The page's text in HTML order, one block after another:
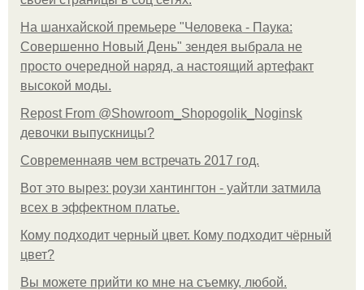
На шанхайской премьере "Человека - Паука:
Совершенно Новый День" зендея выбрала не
просто очередной наряд, а настоящий артефакт
высокой моды.
Repost From @Showroom_Shopogolik_Noginsk
девочки выпускницы?
Современнаяв чем встречать 2017 год.
Вот это вырез: роузи хантингтон - уайтли затмила
всех в эффектном платьe.
Кому подходит черный цвет. Кому подходит чёрный
цвет?
Вы можете прийти ко мне на съемку, любой.